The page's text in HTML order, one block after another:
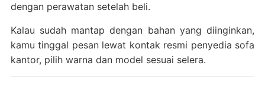
dengan perawatan setelah beli.
Kalau sudah mantap dengan bahan yang diinginkan,
kamu tinggal pesan lewat kontak resmi penyedia sofa
kantor, pilih warna dan model sesuai selera.